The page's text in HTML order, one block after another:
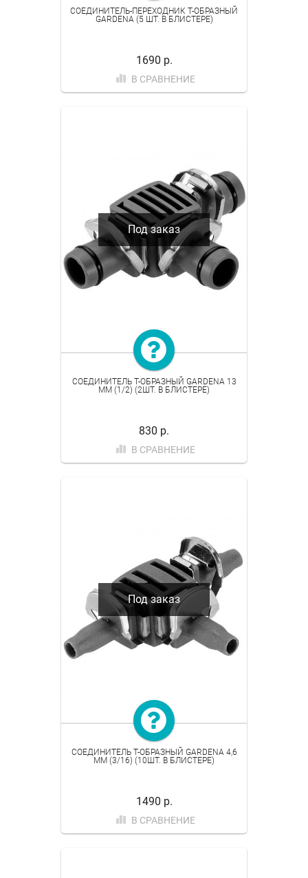
СОЕДИНИТЕЛЬ-ПЕРЕХОДНИК Т-ОБРАЗНЫЙ
GARDENA (5 ШТ. В БЛИСТЕРЕ)
1690 р.
В СРАВНЕНИЕ
Под заказ
СОЕДИНИТЕЛЬ Т-ОБРАЗНЫЙ GARDENA 13
ММ (1/2) (2ШТ. В БЛИСТЕРЕ)
830 р.
В СРАВНЕНИЕ
Под заказ
СОЕДИНИТЕЛЬ Т-ОБРАЗНЫЙ GARDENA 4,6
ММ (3/16) (10ШТ. В БЛИСТЕРЕ)
1490 р.
В СРАВНЕНИЕ